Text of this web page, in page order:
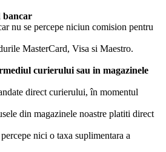
bancar
nu se percepe niciun comision pentru
MasterCard, Visa si Maestro.
curierului sau in magazinele
direct curierului, în momentul
din magazinele noastre platiti direct
nici o taxa suplimentara a